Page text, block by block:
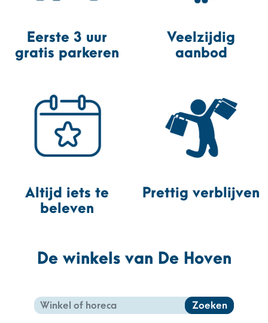
Eerste 3 uur
gratis parkeren
Veelzijdig
aanbod
Altijd iets te
beleven
Prettig verblijven
De winkels van De Hoven
Zoeken